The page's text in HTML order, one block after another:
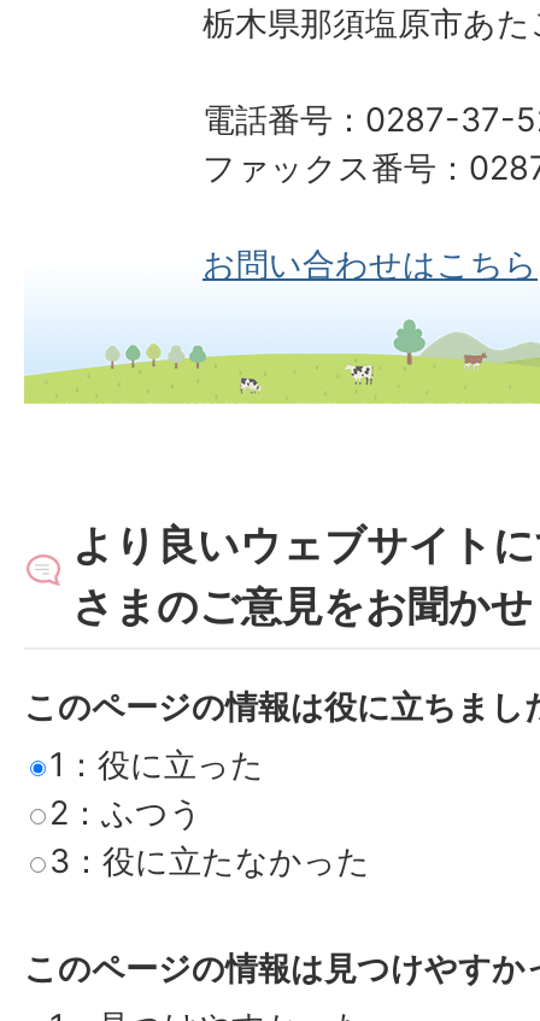
栃木県那須塩原市あ
電話番号：0287-37-
ファックス番号：
お問い合わせはこちら
より良いウェブサイト
さまのご意見をお聞か
このページの情報は役に立ちまし
1：役に立った
2：ふつう
3：役に立たなかった
このページの情報は見つけやすか